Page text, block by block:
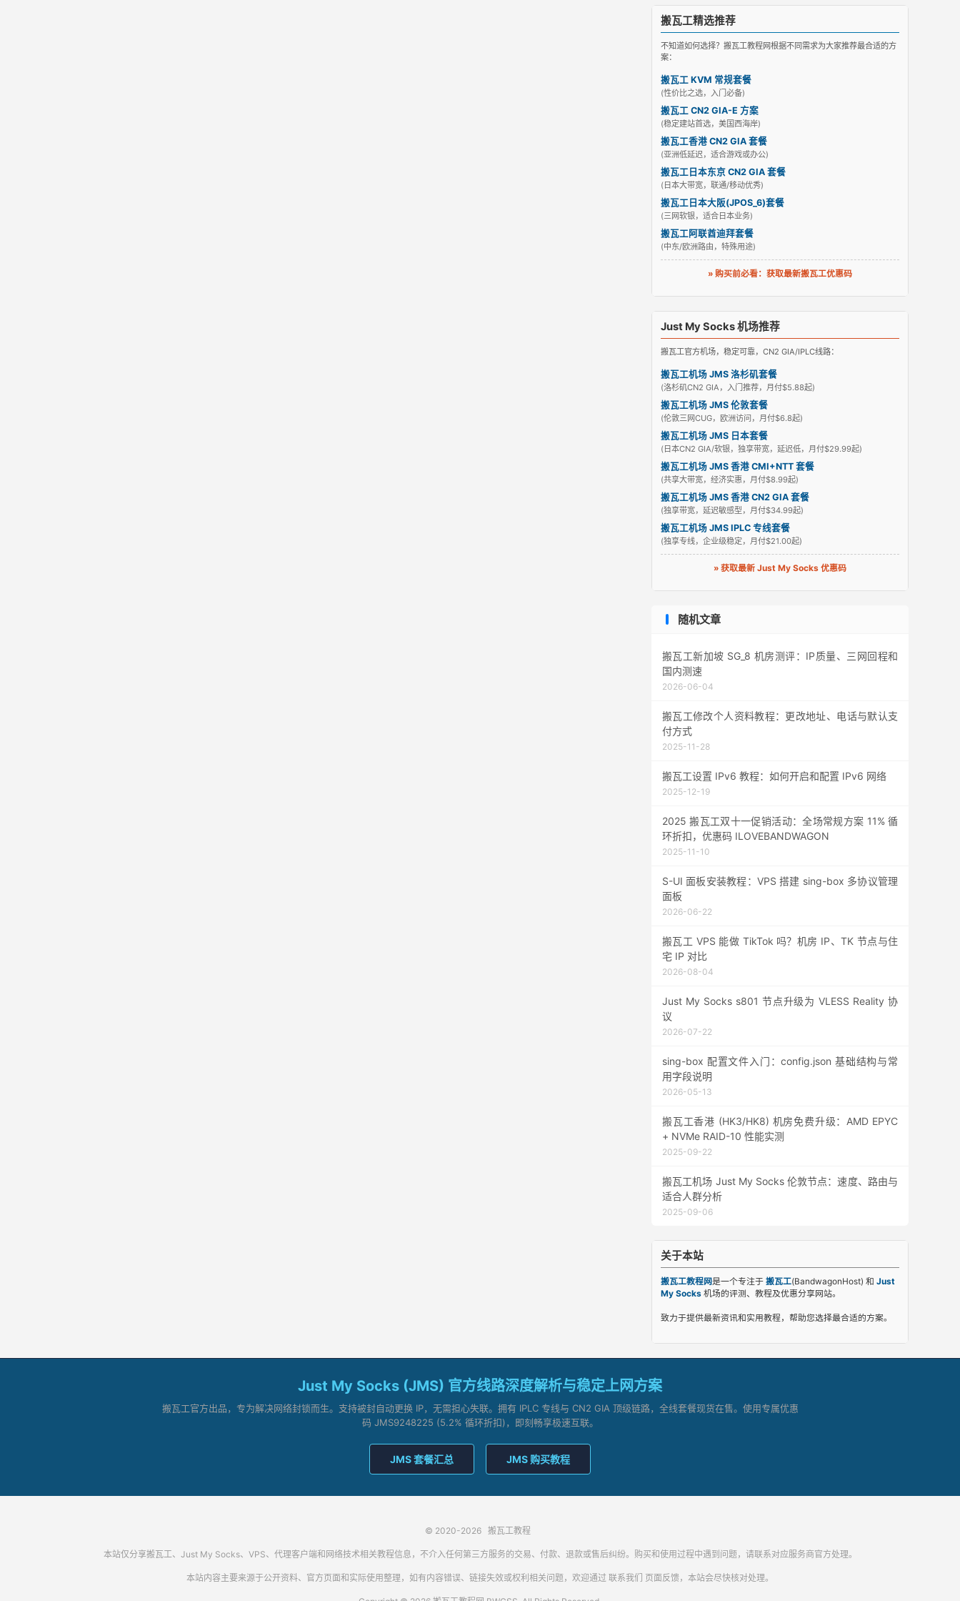
搬瓦工精选推荐
不知道如何选择？搬瓦工教程网根据不同需求为大家推荐最合适的方
案：
搬瓦工 KVM 常规套餐
(性价比之选，入门必备)
搬瓦工 CN2 GIA-E 方案
(稳定建站首选，美国西海岸)
搬瓦工香港 CN2 GIA 套餐
(亚洲低延迟，适合游戏或办公)
搬瓦工日本东京 CN2 GIA 套餐
(日本大带宽，联通/移动优秀)
搬瓦工日本大阪(JPOS_6)套餐
(三网软银，适合日本业务)
搬瓦工阿联酋迪拜套餐
(中东/欧洲路由，特殊用途)
» 购买前必看：获取最新搬瓦工优惠码
Just My Socks 机场推荐
搬瓦工官方机场，稳定可靠，CN2 GIA/IPLC线路：
搬瓦工机场 JMS 洛杉矶套餐
(洛杉矶CN2 GIA，入门推荐，月付$5.88起)
搬瓦工机场 JMS 伦敦套餐
(伦敦三网CUG，欧洲访问，月付$6.8起)
搬瓦工机场 JMS 日本套餐
(日本CN2 GIA/软银，独享带宽，延迟低，月付$29.99起)
搬瓦工机场 JMS 香港 CMI+NTT 套餐
(共享大带宽，经济实惠，月付$8.99起)
搬瓦工机场 JMS 香港 CN2 GIA 套餐
(独享带宽，延迟敏感型，月付$34.99起)
搬瓦工机场 JMS IPLC 专线套餐
(独享专线，企业级稳定，月付$21.00起)
» 获取最新 Just My Socks 优惠码
随机文章
搬瓦工新加坡 SG_8 机房测评：IP质量、三网回程和
国内测速
2026-06-04
搬瓦工修改个人资料教程：更改地址、电话与默认支
付方式
2025-11-28
搬瓦工设置 IPv6 教程：如何开启和配置 IPv6 网络
2025-12-19
2025 搬瓦工双十一促销活动：全场常规方案 11% 循
环折扣，优惠码 ILOVEBANDWAGON
2025-11-10
S-UI 面板安装教程：VPS 搭建 sing-box 多协议管理
面板
2026-06-22
搬瓦工 VPS 能做 TikTok 吗？机房 IP、TK 节点与住
宅 IP 对比
2026-08-04
Just My Socks s801 节点升级为 VLESS Reality 协
议
2026-07-22
sing-box 配置文件入门：config.json 基础结构与常
用字段说明
2026-05-13
搬瓦工香港 (HK3/HK8) 机房免费升级：AMD EPYC
+ NVMe RAID-10 性能实测
2025-09-22
搬瓦工机场 Just My Socks 伦敦节点：速度、路由与
适合人群分析
2025-09-06
关于本站
搬瓦工教程网是一个专注于 搬瓦工(BandwagonHost) 和 Just
My Socks 机场的评测、教程及优惠分享网站。
致力于提供最新资讯和实用教程，帮助您选择最合适的方案。
Just My Socks (JMS) 官方线路深度解析与稳定上网方案
搬瓦工官方出品，专为解决网络封锁而生。支持被封自动更换 IP，无需担心失联。拥有 IPLC 专线与 CN2 GIA 顶级链路，全线套餐现货在售。使用专属优惠
码 JMS9248225 (5.2% 循环折扣)，即刻畅享极速互联。
JMS 套餐汇总 JMS 购买教程
© 2020-2026 搬瓦工教程
本站仅分享搬瓦工、Just My Socks、VPS、代理客户端和网络技术相关教程信息，不介入任何第三方服务的交易、付款、退款或售后纠纷。购买和使用过程中遇到问题，请联系对应服务商官方处理。
本站内容主要来源于公开资料、官方页面和实际使用整理，如有内容错误、链接失效或权利相关问题，欢迎通过 联系我们 页面反馈，本站会尽快核对处理。